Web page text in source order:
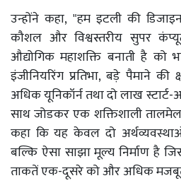
उन्होंने कहा, "हम इटली की डिजाइन
कौशल और विश्वस्तरीय सुपर
औद्योगिक महाशक्ति बनाती है को
इंजीनियरिंग प्रतिभा, बड़े पैमाने
अधिक यूनिकॉर्न तथा दो लाख
साथ जोडकर एक शक्तिशाली
कहा कि यह केवल दो
बल्कि ऐसा साझा मूल्य निर्माण है
ताकतें एक-दूसरे को और अधिक मजबूत